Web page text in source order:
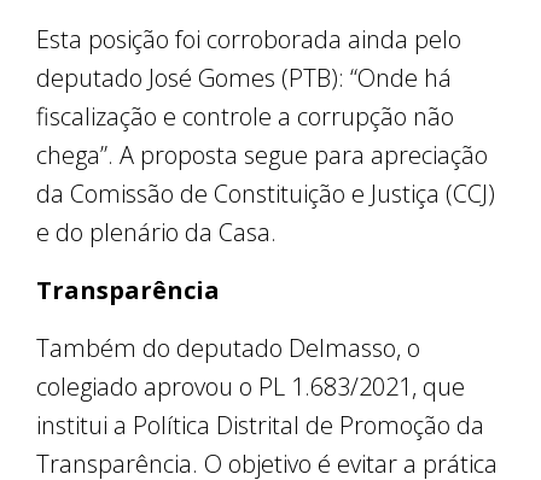
Esta posição foi corroborada ainda pelo
deputado José Gomes (PTB): “Onde há
fiscalização e controle a corrupção não
chega”. A proposta segue para apreciação
da Comissão de Constituição e Justiça (CCJ)
e do plenário da Casa.
Transparência
Também do deputado Delmasso, o
colegiado aprovou o PL 1.683/2021, que
institui a Política Distrital de Promoção da
Transparência. O objetivo é evitar a prática